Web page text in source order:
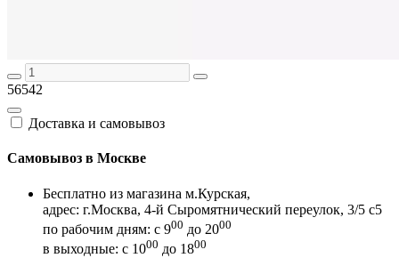
56542
Доставка и самовывоз
Самовывоз в Москве
Бесплатно из магазина м.Курская,
адрес: г.Москва, 4-й Сыромятнический переулок, 3/5 с5
по рабочим дням: с 900 до 2000
в выходные: с 1000 до 1800